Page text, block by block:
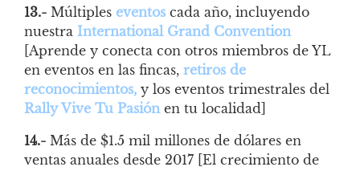
13.- Múltiples eventos cada año, incluyendo
nuestra International Grand Convention
[Aprende y conecta con otros miembros de YL
en eventos en las fincas, retiros de
reconocimientos, y los eventos trimestrales del
Rally Vive Tu Pasión en tu localidad]
14.- Más de $1.5 mil millones de dólares en
ventas anuales desde 2017 [El crecimiento de